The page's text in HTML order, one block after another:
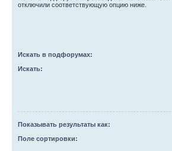
отключили соответствующую опцию ниже.
Искать в подфорумах:
Искать:
Показывать результаты как:
Поле сортировки: